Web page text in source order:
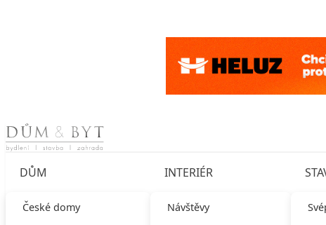
Skip to content
DŮM
České domy
INTERIÉR
Návštěvy